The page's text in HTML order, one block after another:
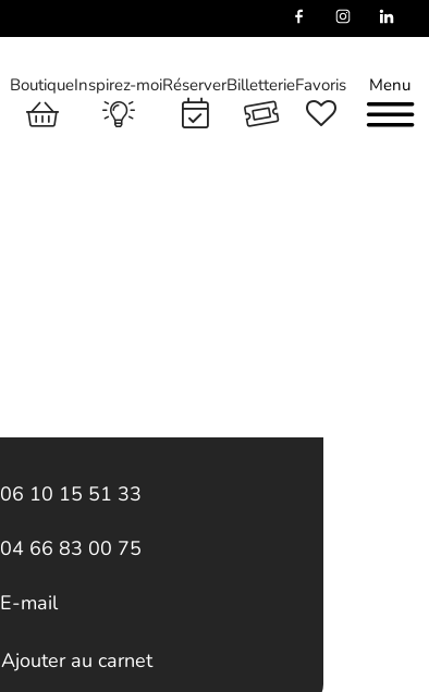
Menu
BoutiqueInspirez-moiRéserverBilletterieFavoris
06 10 15 51 33
04 66 83 00 75
E-mail
Ajouter au carnet